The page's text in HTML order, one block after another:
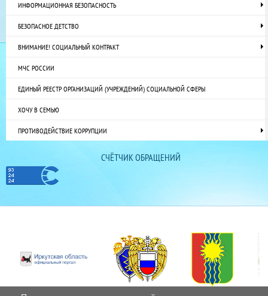
ИНФОРМАЦИОННАЯ БЕЗОПАСНОСТЬ
БЕЗОПАСНОЕ ДЕТСТВО
ВНИМАНИЕ! СОЦИАЛЬНЫЙ КОНТРАКТ
МЧС РОССИИ
ЕДИНЫЙ РЕЕСТР ОРГАНИЗАЦИЙ (УЧРЕЖДЕНИЙ) СОЦИАЛЬНОЙ СФЕРЫ
ХОЧУ В СЕМЬЮ
ПРОТИВОДЕЙСТВИЕ КОРРУПЦИИ
СЧЁТЧИК ОБРАЩЕНИЙ